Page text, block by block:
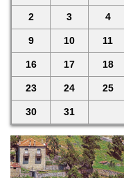
2 3 4
9 10 11
16 17 18
23 24 25
30 31